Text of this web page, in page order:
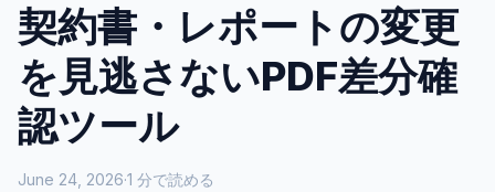
契約書・レポートの変更
を見逃さないPDF差分確
認ツール
June 24, 2026·1 分で読める